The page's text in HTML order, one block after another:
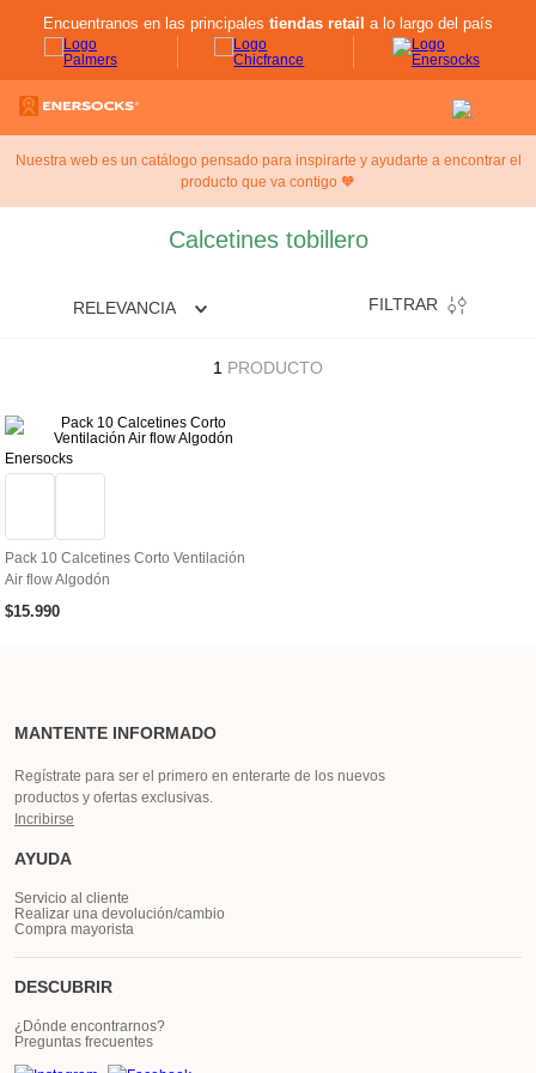
Encuentranos en las principales tiendas retail a lo largo del país
Nuestra web es un catálogo pensado para inspirarte y ayudarte a encontrar el
producto que va contigo 🧡
Calcetines tobillero
RELEVANCIA FILTRAR
1 PRODUCTO
Enersocks
Pack 10 Calcetines Corto Ventilación
Air flow Algodón
$15.990
MANTENTE INFORMADO
Regístrate para ser el primero en enterarte de los nuevos
productos y ofertas exclusivas.
Incribirse
AYUDA
Servicio al cliente
Realizar una devolución/cambio
Compra mayorista
DESCUBRIR
¿Dónde encontrarnos?
Preguntas frecuentes